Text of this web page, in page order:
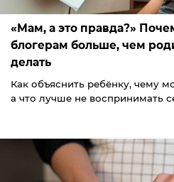
«Мам, а это правда?»
блогерам больше, чем
делать
Как объяснить ребёнку, чему
а что лучше не воспринимать